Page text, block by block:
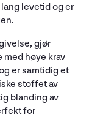
levetid og er
gjør
med høye krav
er samtidig et
stoffet av
blanding av
for